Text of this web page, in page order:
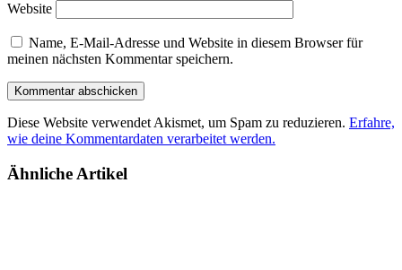
Website
Name, E-Mail-Adresse und Website in diesem Browser für
meinen nächsten Kommentar speichern.
Diese Website verwendet Akismet, um Spam zu reduzieren. Erfahre,
wie deine Kommentardaten verarbeitet werden.
Ähnliche Artikel